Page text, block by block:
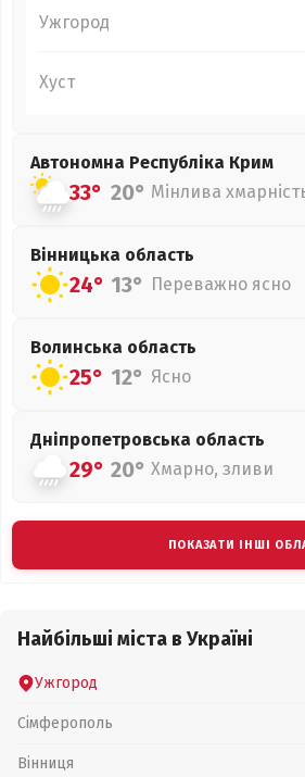
Ужгород
Хуст
Автономна Республіка Крим
33° 20° Мінлива
Вінницька область
24° 13° Переважно ясно
Волинська область
25° 12° Ясно
Дніпропетровська область
29° 20° Хмарно, зливи
ПОКАЗАТИ ІНШІ
Найбільші міста в Україні
Ужгород
Сімферополь
Вінниця